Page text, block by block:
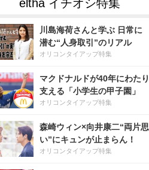
川島海荷さんと学ぶ 日常に
潜む“人身取引”のリアル
オリコンタイアップ特集
マクドナルドが40年にわたり
支える「小学生の甲子園」
オリコンタイアップ特集
森崎ウィン×向井康二“両片思
い”にキュンが止まらん！
オリコンタイアップ特集